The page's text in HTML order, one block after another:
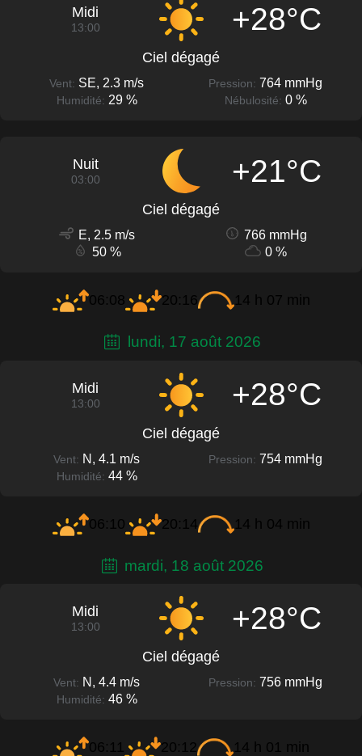
Midi
13:00 +28°C
Ciel dégagé
Vent: SE, 2.3 m/s Pression: 764 mmHg
Humidité: 29 % Nébulosité: 0 %
Nuit
03:00 +21°C
Ciel dégagé
E, 2.5 m/s
766 mmHg
50 %
0 %
06:08 20:16 14 h 07 min
lundi, 17 août 2026
Midi
13:00 +28°C
Ciel dégagé
Vent: N, 4.1 m/s Pression: 754 mmHg
Humidité: 44 %
06:10 20:14 14 h 04 min
mardi, 18 août 2026
Midi
13:00 +28°C
Ciel dégagé
Vent: N, 4.4 m/s Pression: 756 mmHg
Humidité: 46 %
06:11 20:12 14 h 01 min